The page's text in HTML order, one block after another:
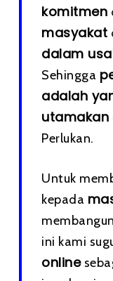
komitmen
masyakat
dalam
Sehingga
adalah
utamakan
Perlukan.
Untuk
kepada
membangun
ini kami
online